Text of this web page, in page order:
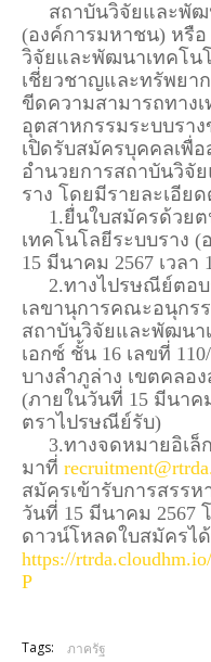
สถาบันวิจัยและพัฒ
(องค์การมหาชน) หรื
วิจัยและพัฒนาเทคโน
เชี่ยวชาญและทรัพยา
ขีดความสามารถทาง
อุตสาหกรรมระบบรา
เปิดรับสมัครบุคคลเพื่
อำนวยการสถาบันวิจั
ราง โดยมีรายละเอีย
1.ยื่นใบสมัครด้วยต
เทคโนโลยีระบบราง
15 มีนาคม 2567 เวลา
2.ทางไปรษณีย์ตอบ
เลขานุการคณะอนุกร
สถาบันวิจัยและพัฒนา
เอกซ์ ชั้น 16 เลขที่
บางลำภูล่าง เขตคลอ
(ภายในวันที่ 15 มีนาค
ตราไปรษณีย์รับ)
3.ทางจดหมายอิเล็ก
มาที่
สมัครเข้ารับการสรร
วันที่ 15 มีนาคม 2567
ดาวน์โหลดใบสมัครไ
https://
P
Tags: ภาครัฐ